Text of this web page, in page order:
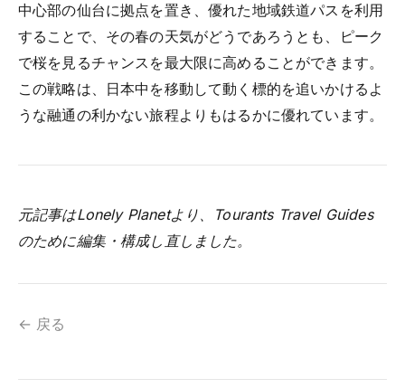
中心部の仙台に拠点を置き、優れた地域鉄道パスを利用
することで、その春の天気がどうであろうとも、ピーク
で桜を見るチャンスを最大限に高めることができます。
この戦略は、日本中を移動して動く標的を追いかけるよ
うな融通の利かない旅程よりもはるかに優れています。
元記事はLonely Planetより、Tourants Travel Guides
のために編集・構成し直しました。
← 戻る